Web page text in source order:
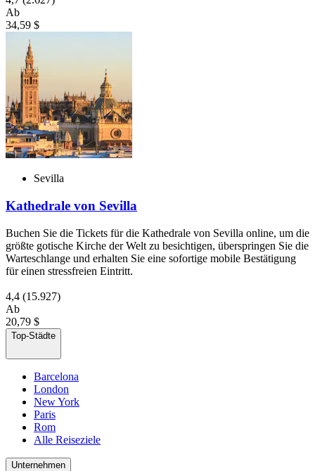
Ab
34,59 $
Sevilla
Kathedrale von Sevilla
Buchen Sie die Tickets für die Kathedrale von Sevilla online, um die
größte gotische Kirche der Welt zu besichtigen, überspringen Sie die
Warteschlange und erhalten Sie eine sofortige mobile Bestätigung
für einen stressfreien Eintritt.
4,4 (15.927)
Ab
20,79 $
Top-Städte
Barcelona
London
New York
Paris
Rom
Alle Reiseziele
Unternehmen